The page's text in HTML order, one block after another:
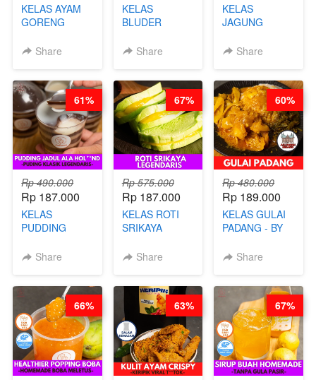
KELAS AYAM
GORENG
VIRAL ALA
STEPHANIE
Share
KELAS
BLUDER
CHEF DITA
Share
KELAS
JAGUNG
TAIWAN -
FOOD- BY
CHEF
STEPHANIE
Share
Rp 490.000
Rp 187.000
KELAS
PUDDING
HOL**ND -
LEGENDARIS -
BY CHEF DITA
Share
61%
Rp 575.000
Rp 187.000
KELAS ROTI
SRIKAYA
BY CHEF DITA
Share
67%
Rp 480.000
Rp 189.000
KELAS GULAI
PADANG - BY
NADIA
Share
60%
66% 63% 67%